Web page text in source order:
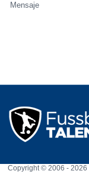
Mensaje
Copyright © 2006 - 2026